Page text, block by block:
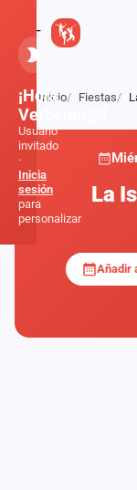
Atrás
Inicio Fiestas
La
Añadir
¡Hola,
Verbener@!
Usuario
invitado
·
Inicia
sesión
para
personalizar